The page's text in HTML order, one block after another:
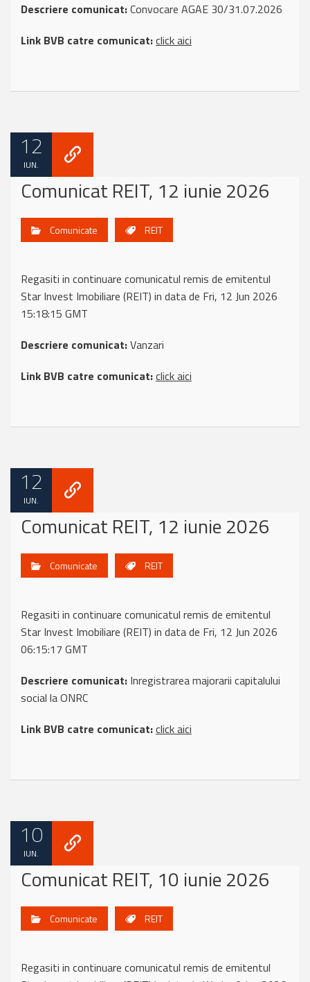
Descriere comunicat:Convocare AGAE 30/31.07.2026
Link BVB catre comunicat:click aici
12
IUN.
Comunicat REIT, 12 iunie 2026
Comunicate REIT
Regasiti in continuare comunicatul remis de emitentul
Star Invest Imobiliare (REIT) in data de Fri, 12 Jun 2026
15:18:15 GMT
Descriere comunicat:Vanzari
Link BVB catre comunicat:click aici
12
IUN.
Comunicat REIT, 12 iunie 2026
Comunicate REIT
Regasiti in continuare comunicatul remis de emitentul
Star Invest Imobiliare (REIT) in data de Fri, 12 Jun 2026
06:15:17 GMT
Descriere comunicat: Inregistrarea majorarii capitalului
social la ONRC
Link BVB catre comunicat:click aici
10
IUN.
Comunicat REIT, 10 iunie 2026
Comunicate REIT
Regasiti in continuare comunicatul remis de emitentul